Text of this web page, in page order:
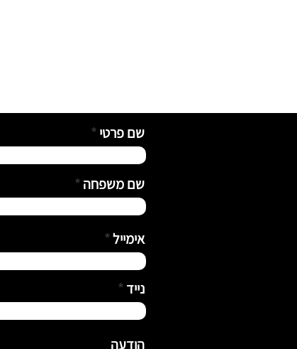
שם פרטי
שם משפחה
אימייל
נייד
הודעה